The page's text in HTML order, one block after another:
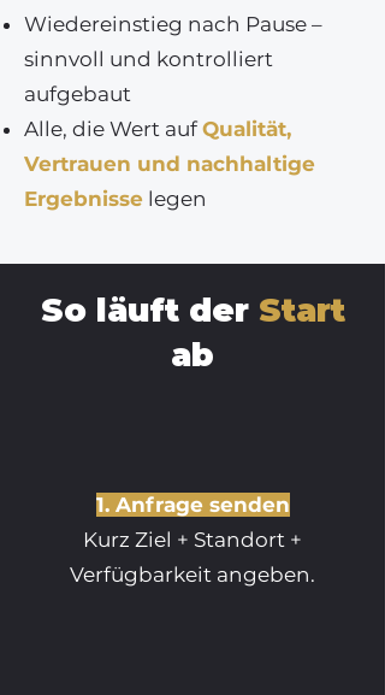
Wiedereinstieg nach Pause –
sinnvoll und kontrolliert
aufgebaut
Alle, die Wert aufQualität,
Vertrauen und nachhaltige
Ergebnisse legen
So läuft der Start
ab
1. Anfrage senden
Kurz Ziel + Standort +
Verfügbarkeit angeben.